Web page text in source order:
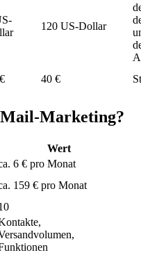
120 US-Dollar
40 €
Marketing?
Wert
6 € pro Monat
159 € pro Monat